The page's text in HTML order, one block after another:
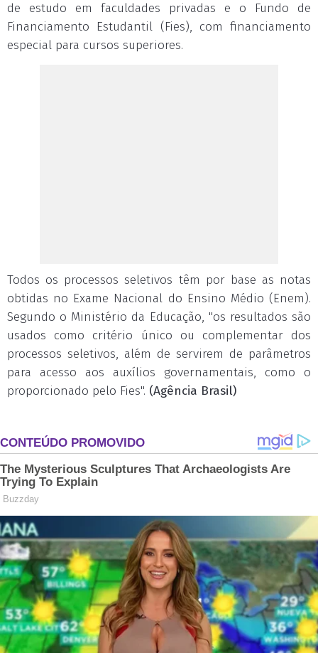
de estudo em faculdades privadas e o Fundo de
Financiamento Estudantil (Fies), com financiamento
especial para cursos superiores.
Todos os processos seletivos têm por base as notas
obtidas no Exame Nacional do Ensino Médio (Enem).
Segundo o Ministério da Educação, "os resultados são
usados como critério único ou complementar dos
processos seletivos, além de servirem de parâmetros
para acesso aos auxílios governamentais, como o
proporcionado pelo Fies". (Agência Brasil)